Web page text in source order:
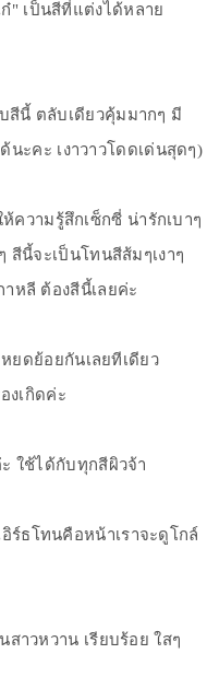
ก๋" เป็นสีที่แต่งได้หลาย
สีนี้ ตลับเดียวคุ้มมากๆ มี
ะคะ เงาวาวโดดเด่นสุดๆ)
ห้ความรู้สึกเซ็กซี่ น่ารักเบาๆ
นี้จะเป็นโทนสีส้มๆเงาๆ
หลี ต้องสีนี้เลยค่ะ
ยดย้อยกันเลยทีเดียว
งเกิดค่ะ
ใช้ได้กับทุกสีผิวจ้า
ร์ธโทนคือหน้าเราจะดูโกล์
าวหวาน เรียบร้อย ใสๆ